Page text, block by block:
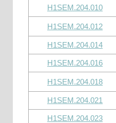
H1SEM.204.010
H1SEM.204.012
H1SEM.204.014
H1SEM.204.016
H1SEM.204.018
H1SEM.204.021
H1SEM.204.023